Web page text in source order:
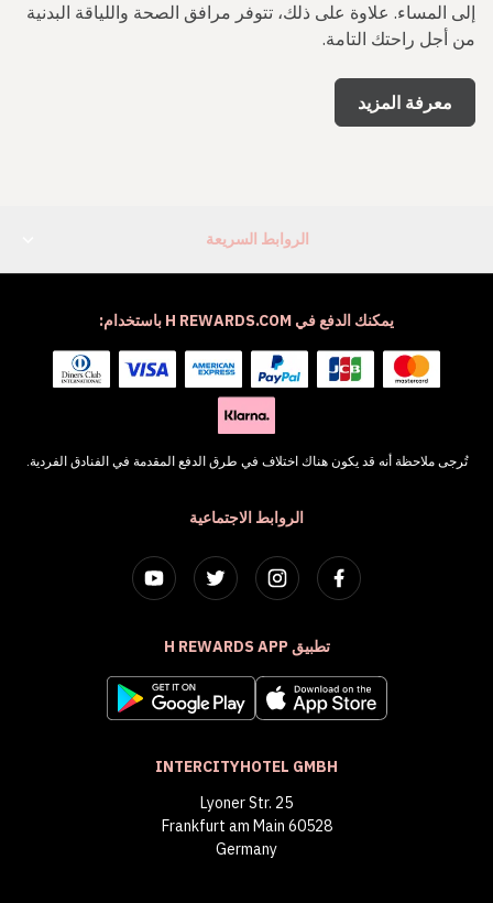
إلى المساء. علاوة على ذلك، تتوفر مرافق الصحة واللياقة البدنية
من أجل راحتك التامة.
معرفة المزيد
الروابط السريعة
الروابط الاجتماعية
تطبيق H REWARDS APP
INTERCITYHOTEL GMBH
Lyoner Str. 25
60528 Frankfurt am Main
Germany
يمكنك الدفع في H REWARDS.COM باستخدام:
تُرجى ملاحظة أنه قد يكون هناك اختلاف في طرق الدفع المقدمة في الفنادق الفردية.